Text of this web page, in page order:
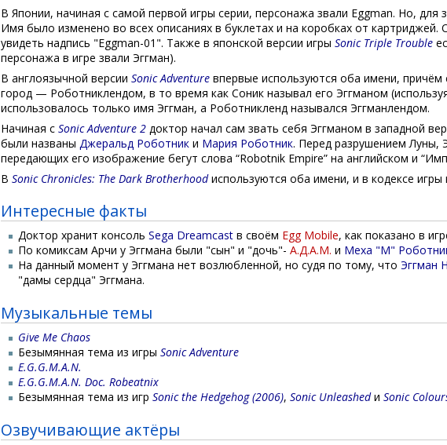
В Японии, начиная с самой первой игры серии, персонажа звали Eggman. Но,
Имя было изменено во всех описаниях в буклетах и на коробках от картриджей.
увидеть надпись "Eggman-01". Также в японской версии игры Sonic Triple Trouble
персонажа в игре звали Эггман).
В англоязычной версии Sonic Adventure впервые используются оба имени,
город — Роботниклендом, в то время как Соник называл его Эггманом
использовалось только имя Эггман, а Роботникленд назывался Эггманлендом.
Начиная с Sonic Adventure 2 доктор начал сам звать себя Эггманом в западной
были названы Джеральд Роботник и Мария Роботник. Перед разрушением Луны,
передающих его изображение бегут слова “Robotnik Empire” на английском и
В Sonic Chronicles: The Dark Brotherhoodиспользуются оба имени, и в кодексе игры
Интересные факты
Доктор хранит консольSega Dreamcast в своём Egg Mobile, как показано в
По комиксам Арчи у Эггмана были "сын" и "дочь"-А.Д.А.М. и Меха "М"
На данный момент у Эггмана нет возлюбленной, но судя по тому, чтоЭггман
"дамы сердца" Эггмана.
Музыкальные темы
Give Me Chaos
Безымянная тема из игрыSonic Adventure
E.G.G.M.A.N.
E.G.G.M.A.N. Doc. Robeatnix
Безымянная тема из игрSonic the Hedgehog (2006),Sonic UnleashedиSonic
Озвучивающие актёры